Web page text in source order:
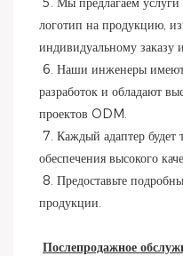
логотип на продукцию,
индивидуальному заказу
разработок и обладают
проектов ODM.
обеспечения высокого
продукции.
Послепродажное